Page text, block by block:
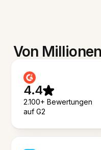
Von
4.4
2.100+ Bewertungen
auf G2